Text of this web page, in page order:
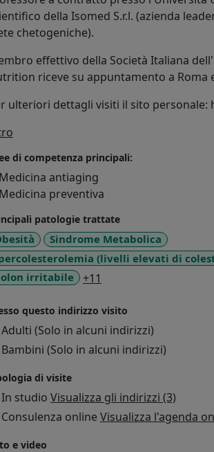
della Isomed S.r.l. (azienda
chetogeniche).
effettivo della Società Italiana
riceve su appuntamento a Roma
ulteriori dettagli visiti il sito
di competenza principali:
Medicina antiaging
Medicina preventiva
patologie trattate
Sindrome Metabolica
(livelli elevati di
irritabile
+11
questo indirizzo visito
Adulti (Solo in alcuni indirizzi)
Bambini (Solo in alcuni indirizzi)
di visite
In studio Visualizza gli indirizzi (3)
Consulenza online Visualizza l'agenda
e video